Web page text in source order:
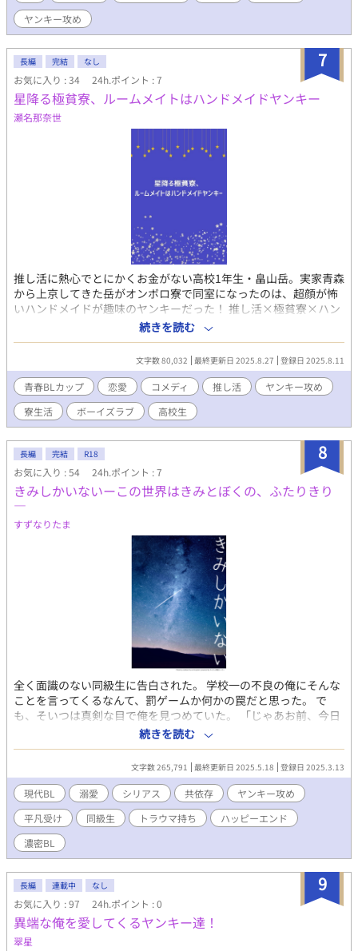
キと余裕たっぷりのファナス、異種族や異文化が交錯する都市ヘ
ルディアでの奇妙な契約生活は、少しずつ距離と信頼を育んでい
く―― ◯ヘルディア ヘルディアは異世界パートナーとの交流が文
化として活発な多種族都市で、日常的な異世界交流が行われる一
方で夜間や裏通りは少し治安が悪めの街である。 ◯登場人物 💛リ
ューキ(平凡ヤンキー) 24歳 表向きは強気で不良っぽいが、内心は
甘え下手で寂しがりやで心優しい。 両親が忙しく幼少期から自立
を強いられた。 平凡な日常に飽きていて、刺激を求めるタイプ。
色んなことに興味津々で少し浮気性気質。異世界や非日常に巻き
込まれることにワクワクする 👿ファナス(エリートインキュバス)
年齢：外見30代前半(悪魔族の為不明) 性格：超真面目で知識豊
至って真面目。インキュバスの世間的なイメージに反対してい
たり積極的に行う。 基本はビジネス契約を提案するがリューキに
はなぜか個人契約でレンタル彼氏をしているという嘘をついた。
ヤンキー攻め
7
長編 完結 なし
お気に入り : 34 24h.ポイント : 7
星降る極貧寮、ルームメイトはハンドメイドヤンキー
瀬名那奈世
推し活に熱心でとにかくお金がない高校1年生・畠山岳。実家青森
から上京してきた岳がオンボロ寮で同室になったのは、超顔が怖
いハンドメイドが趣味のヤンキーだった！ 推し活×極貧寮×ハン
ドメイドヤンキーの、ドタバタ青春BLラブコメ♡ ※8/11のみ、
12:00に3話分一挙公開！ ※8/12～は【昼12:00】と【夕方17:00】
続きを読む
文字数 80,032 最終更新日 2025.8.27 登録日 2025.8.11
青春BLカップ​ 恋愛 コメディ 推し活
ヤンキー攻め
寮生活
ボーイズラブ 高校生
8
長編 完結 R18
お気に入り : 54 24h.ポイント : 7
きみしかいないーこの世界はきみとぼくの、ふたりきり
―
すずなりたま
全く面識のない同級生に告白された。 学校一の不良の俺にそんな
ことを言ってくるなんて、罰ゲームか何かの罠だと思った。 で
も、そいつは真剣な目で俺を見つめていた。 「じゃあお前、今日
から俺のペットな」 そう言ったら、そいつはすごく嬉しそうな顔
をした。 ツンデレヤンキー御曹司×天然ドＭ庶民の、少し倒錯的
なラブストーリー。 ※注意※ 2010年代に書いた作品なので、時
代背景もその辺りです。 『ホモ』などの差別用語は敢えて使って
います。 主人公の過去に殺人事件など若干グロ要素があるので、
苦手な方は注意してください。 攻めも受けも両方家庭環境が複雑
な設定です。 場所、人物等は全てフィクションです。
続きを読む
文字数 265,791 最終更新日 2025.5.18 登録日 2025.3.13
現代BL 溺愛 シリアス 共依存
ヤンキー攻め
平凡受け
同級生 トラウマ持ち
ハッピーエンド
濃密BL
9
長編 連載中 なし
お気に入り : 97 24h.ポイント : 0
異端な俺を愛してくるヤンキー達！
翠星